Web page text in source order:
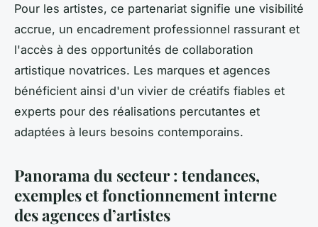
Pour les artistes, ce partenariat signifie une visibilité
accrue, un encadrement professionnel rassurant et
l'accès à des opportunités de collaboration
artistique novatrices. Les marques et agences
bénéficient ainsi d'un vivier de créatifs fiables et
experts pour des réalisations percutantes et
adaptées à leurs besoins contemporains.
Panorama du secteur : tendances,
exemples et fonctionnement interne
des agences d’artistes